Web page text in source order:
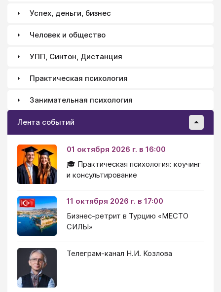
Успех, деньги, бизнес
Человек и общество
УПП, Синтон, Дистанция
Практическая психология
Занимательная психология
Лента событий
01 октября 2026 г. в 16:00
🎓 Практическая психология: коучинг
и консультирование
11 октября 2026 г. в 17:00
Бизнес-ретрит в Турцию «МЕСТО
СИЛЫ»
Телеграм-канал Н.И. Козлова